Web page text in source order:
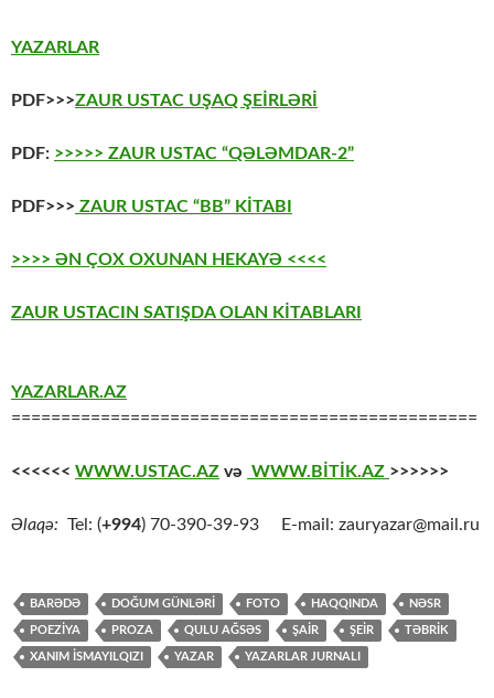
YAZARLAR
PDF>>>ZAUR USTAC UŞAQ ŞEİRLƏRİ
PDF: >>>>> ZAUR USTAC “QƏLƏMDAR-2”
PDF>>> ZAUR USTAC “BB” KİTABI
>>>> ƏN ÇOX OXUNAN HEKAYƏ <<<<
ZAUR USTACIN SATIŞDA OLAN KİTABLARI
YAZARLAR.AZ
===============================================
<<<<<< WWW.USTAC.AZ və WWW.BİTİK.AZ >>>>>>
Əlaqə: Tel: (+994) 70-390-39-93 E-mail: zauryazar@mail.ru
BARƏDƏ DOĞUM GÜNLƏRİ FOTO HAQQINDA NƏSR
POEZİYA PROZA QULU AĞSƏS ŞAİR ŞEİR TƏBRİK
XANIM İSMAYILQIZI YAZAR YAZARLAR JURNALI